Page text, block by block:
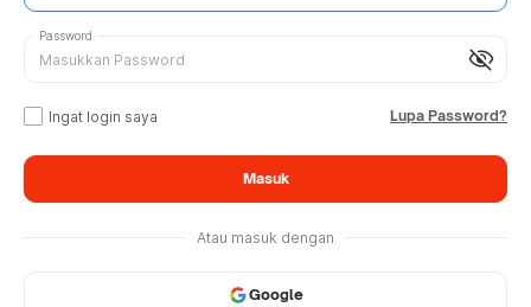
visibility_off
Password
Ingat login saya Lupa Password?
Masuk
Atau masuk dengan
Google